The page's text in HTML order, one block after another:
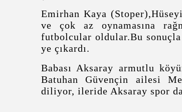
Emirhan Kaya
ve çok az oynamasına
futbolcular oldular.Bu sonuçla
ye çıkardı.
Babası Aksaray armutlu
Batuhan Güvençin ailesi
diliyor, ileride Aksaray spor